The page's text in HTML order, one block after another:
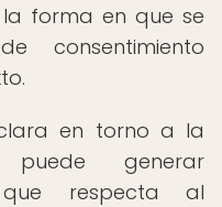
forma en que se
consentimiento
en torno a la
puede generar
respecta al